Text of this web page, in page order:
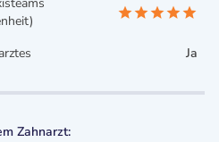
Ja
Zahnarzt: